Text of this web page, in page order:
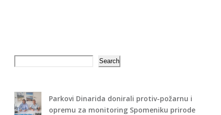
Search
Parkovi Dinarida donirali protiv-požarnu i
opremu za monitoring Spomeniku prirode